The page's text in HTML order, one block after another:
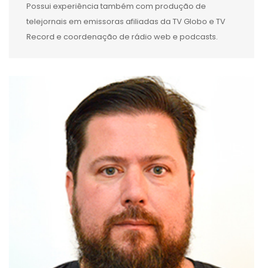
Possui experiência também com produção de
telejornais em emissoras afiliadas da TV Globo e TV
Record e coordenação de rádio web e podcasts.